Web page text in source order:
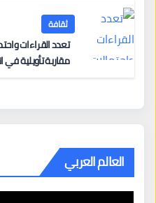
ثقافة
تعدد القراءات
مقاربة تأويلية
العالم العربي